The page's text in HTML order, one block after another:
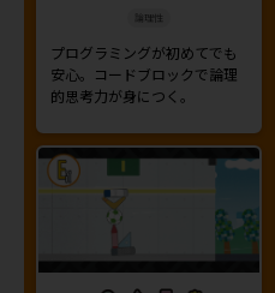
論理性
プログラミングが初めてでも
安心。コードブロックで論理
的思考力が身につく。